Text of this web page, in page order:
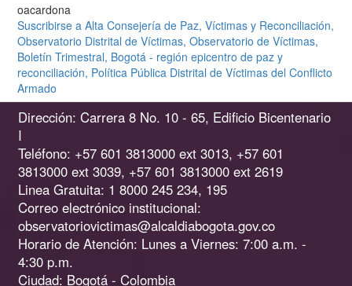
oacardona
Suscribirse a Alta Consejería de Paz, Víctimas y Reconciliación,
Observatorio Distrital de Víctimas, Observatorio de Víctimas,
Boletín Trimestral, Bogotá - región epicentro de paz y
reconciliación, Política Pública Distrital de Víctimas del Conflicto
Armado
Dirección: Carrera 8 No. 10 - 65, Edificio Bicentenario
I
Teléfono: +57 601 3813000 ext 3013, +57 601
3813000 ext 3039, +57 601 3813000 ext 2619
Linea Gratuita: 1 8000 245 234, 195
Correo electrónico institucional:
observatoriovictimas@alcaldiabogota.gov.co
Horario de Atención: Lunes a Viernes: 7:00 a.m. -
4:30 p.m.
Ciudad: Bogotá - Colombia